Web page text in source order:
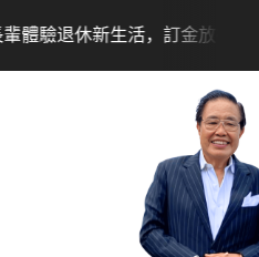
活，訂金放得多，月租省更多！